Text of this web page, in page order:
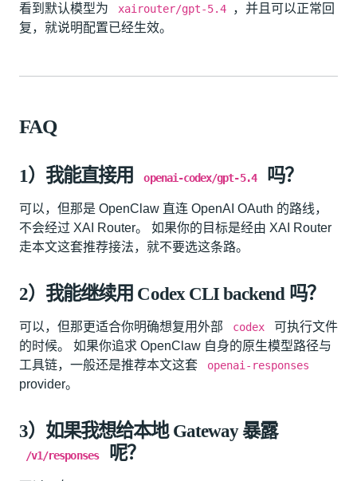
看到默认模型为 xairouter/gpt-5.4
，并且可以正常回
复，就说明配置已经生效。
FAQ
1）我能直接用 openai-codex/gpt-5.4 吗？
可以，但那是 OpenClaw 直连 OpenAI OAuth 的路线，
不会经过 XAI Router。 如果你的目标是经由 XAI Router
走本文这套推荐接法，就不要选这条路。
2）我能继续用 Codex CLI backend 吗？
可以，但那更适合你明确想复用外部 codex
可执行文件
的时候。 如果你追求 OpenClaw 自身的原生模型路径与
工具链，一般还是推荐本文这套
openai-responses
provider。
3）如果我想给本地 Gateway 暴露
/v1/responses 呢？